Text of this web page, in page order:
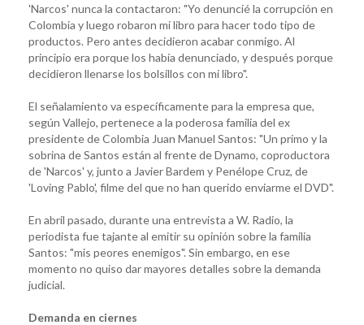
'Narcos' nunca la contactaron: "Yo denuncié la corrupción en
Colombia y luego robaron mi libro para hacer todo tipo de
productos. Pero antes decidieron acabar conmigo. Al
principio era porque los había denunciado, y después porque
decidieron llenarse los bolsillos con mi libro".
El señalamiento va específicamente para la empresa que,
según Vallejo, pertenece a la poderosa familia del ex
presidente de Colombia Juan Manuel Santos: "Un primo y la
sobrina de Santos están al frente de Dynamo, coproductora
de 'Narcos' y, junto a Javier Bardem y Penélope Cruz, de
'Loving Pablo', filme del que no han querido enviarme el DVD".
En abril pasado, durante una entrevista a W. Radio, la
periodista fue tajante al emitir su opinión sobre la familia
Santos: "mis peores enemigos". Sin embargo, en ese
momento no quiso dar mayores detalles sobre la demanda
judicial.
Demanda en ciernes